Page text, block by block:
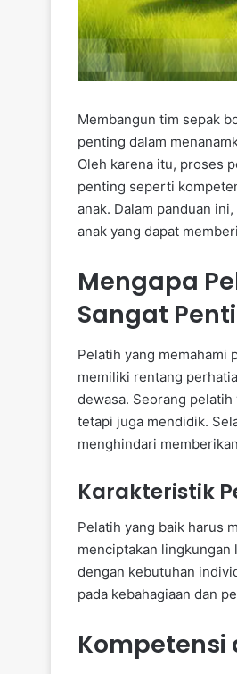
Membangun tim sepak
penting dalam
Oleh karena itu, proses
penting seperti
anak. Dalam panduan
anak yang dapat
Mengapa
Sangat
Pelatih yang memahami
memiliki rentang
dewasa. Seorang
tetapi juga mendidik.
menghindari
Karakteristik
Pelatih yang baik harus
menciptakan lingkungan
dengan kebutuhan
pada kebahagiaan dan
Kompetensi